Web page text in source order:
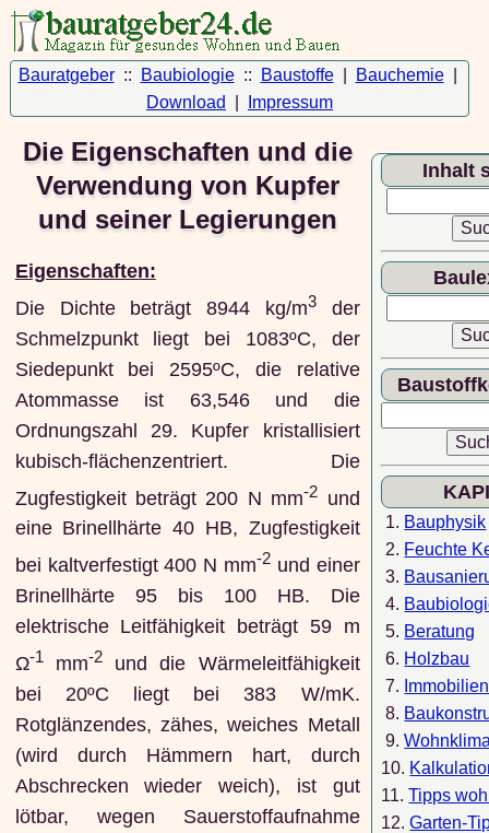
Bauratgeber:: Baubiologie:: Baustoffe| Bauchemie|
Download
Impressum
Die Eigenschaften und die
Verwendung von Kupfer
und seiner Legierungen
Eigenschaften:
Die Dichte beträgt 8944 kg/m3der
Schmelzpunkt liegt bei 1083ºC, der
Siedepunkt bei 2595ºC, die relative
Atommasse ist 63,546 und die
Ordnungszahl 29. Kupfer kristallisiert
kubisch-flächenzentriert. Die
Zugfestigkeit beträgt 200 N mm-2
und
eine Brinellhärte 40 HB, Zugfestigkeit
bei kaltverfestigt 400 N mm-2und einer
Brinellhärte 95 bis 100 HB. Die
elektrische Leitfähigkeit beträgt 59 m
Ω-1mm-2und die Wärmeleitfähigkeit
bei 20ºC liegt bei 383 W/mK.
Rotglänzendes, zähes, weiches Metall
(wird durch Hämmern hart, durch
Abschrecken wieder weich), ist gut
lötbar, wegen Sauerstoffaufnahme
Inhalt
1. Bauphysik
2. Feuchte
3.
4.
5. Beratung
6. Holzbau
7. Immobilien
8.
9.
10.
11.Tipps
12.Garten-